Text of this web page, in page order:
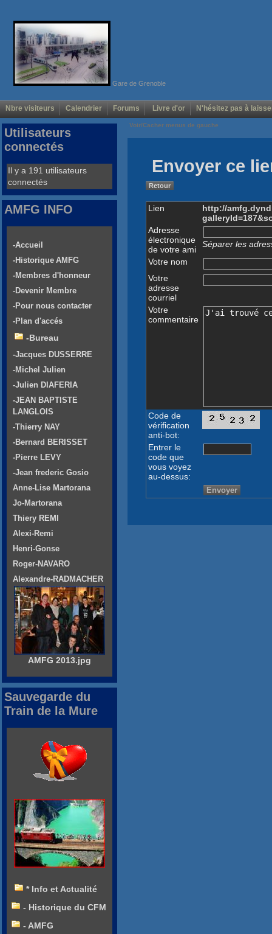
Gare de Grenoble
Nbre visiteurs Calendrier Forums Livre d'or N'hésitez pas à
Voir/Cacher menus de gauche
Envoyer ce
Retour
Lien
http://
Adresse
électronique
de votre ami
Séparer les
Votre nom
Votre
adresse
courriel
Votre
commentaire
Code de
vérification
anti-bot:
Entrer le
code que
vous voyez
au-dessus:
Utilisateurs
connectés
Il y a 191 utilisateurs
connectés
AMFG INFO
-Accueil
-Historique AMFG
-Membres d'honneur
-Devenir Membre
-Pour nous contacter
-Plan d'accés
-Bureau
-Jacques DUSSERRE
-Michel Julien
-Julien DIAFERIA
-JEAN BAPTISTE
LANGLOIS
-Thierry NAY
-Bernard BERISSET
-Pierre LEVY
-Jean frederic Gosio
Anne-Lise Martorana
Jo-Martorana
Thiery REMI
Alexi-Remi
Henri-Gonse
Roger-NAVARO
Alexandre-RADMACHER
AMFG 2013.jpg
Sauvegarde du
Train de la Mure
* Info et Actualité
- Historique du CFM
- AMFG